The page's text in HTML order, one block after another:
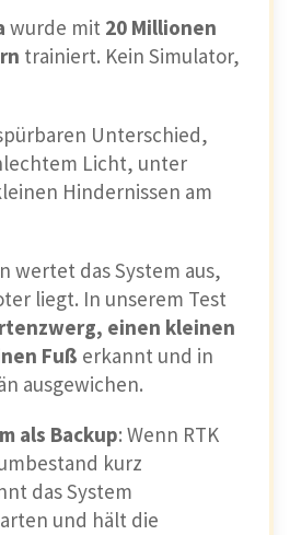
wurde mit 20 Millionen
trainiert. Kein Simulator,
Unterschied,
Licht, unter
Hindernissen am
wertet das System aus,
liegt. In unserem Test
einen kleinen
Fuß erkannt und in
ausgewichen.
als Backup: Wenn RTK
kurz
das System
und hält die